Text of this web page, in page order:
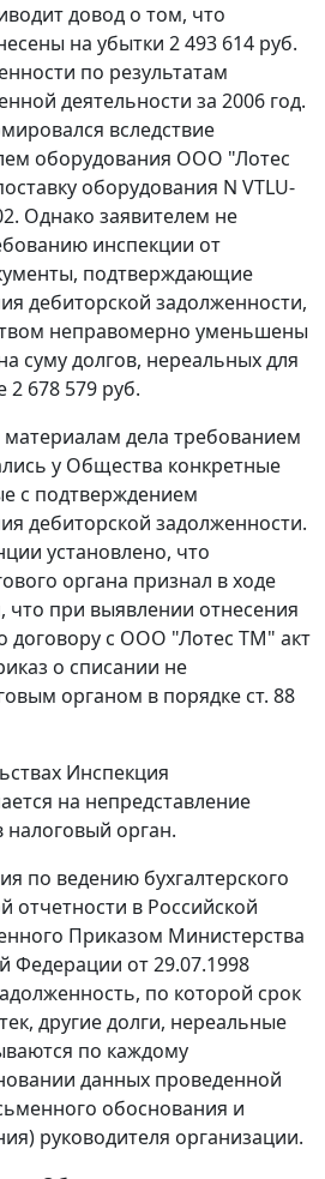
довод о том, что
на убытки 2 493 614 руб.
по результатам
деятельности за 2006 год.
вследствие
оборудования ООО "Лотес
оборудования N VTLU-
Однако заявителем не
инспекции от
подтверждающие
дебиторской задолженности,
неправомерно уменьшены
суму долгов, нереальных для
2 678 579 руб.
дела требованием
у Общества конкретные
с подтверждением
дебиторской задолженности.
установлено, что
органа признал в ходе
что при выявлении отнесения
договору с ООО "Лотес ТМ" акт
о списании не
органом в порядке ст. 88
Инспекция
на непредставление
орган.
по ведению бухгалтерского
отчетности в Российской
Приказом Министерства
Федерации от 29.07.1998
по которой срок
другие долги, нереальные
по каждому
данных проведенной
обоснования и
руководителя организации.